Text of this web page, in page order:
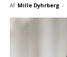
Af Mille Dyhrberg -